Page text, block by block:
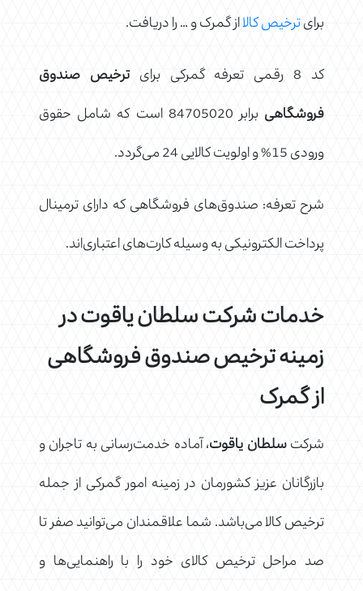
برایترخیص کالااز گمرک و … را دریافت.
کد 8 رقمی تعرفه گمرکی برای
ترخیص صندوق
فروشگاهی
برابر 84705020 است که شامل حقوق
ورودی 15% و اولویت کالایی 24 می‌گردد.
شرح تعرفه: صندوق‌های فروشگاهی که دارای ترمينال
پرداخت الکترونيکی به وسيله کارت‌های اعتباری‌اند.
خدمات شرکت سلطان یاقوت در
زمینه ترخیص صندوق فروشگاهی
از گمرک
شرکتسلطان یاقوت، آماده خدمت‌رسانی به تاجران و
بازرگانان عزیز کشورمان در زمینه امور گمرکی از جمله
ترخیص کالا می‌باشد. شما علاقمندان می‌توانید صفر تا
صد مراحل ترخیص کالای خود را با راهنمایی‌ها و